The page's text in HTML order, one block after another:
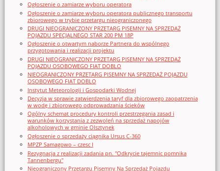
Ogłoszenie o zamiarze wyboru operatora
Ogłoszenie o zamiarze wyboru operatora publicznego transportu
zbiorowego w trybie przetargu nieograniczonego
DRUGI NIEOGRANICZONY PRZETARG PISEMNY NA SPRZEDAŻ
POJAZDU SPECJALNEGO STAR 200 PM 18P
Ogłoszenie o otwartym naborze Partnera do wspólnego
przygotowania i realizacji projektu
DRUGI NIEOGRANICZONY PRZETARG PISEMNY NA SPRZEDAŻ
POJAZDU OSOBOWEGO FIAT DOBLO
NIEOGRANICZONY PRZETARG PISEMNY NA SPRZEDAŻ POJAZDU
OSOBOWEGO FIAT DOBLO
Instytut Meteorologii i Gospodarki Wodnej
Decyzja w sprawie zatwierdzenia taryf dla zbiorowego zaopatrzenia
w wodę i zbiorowego odprowadzania ścieków
Ogólny schemat procedury kontroli przestrzegania zasad i
warunków korzystania z zezwoleń na sprzedaż napojów
alkoholowych w gminie Olsztynek
Ogłoszenie o sprzedaży ciągnika Ursus C-360
MPZP Samagowo – czesc I
Rezygnacja z realizacji zadania pn. "Odkrycie tajemnic pomnika
Tannenbergu"
Nieograniczony Przetargu Pisemny Na Sprzedaż Pojazdu